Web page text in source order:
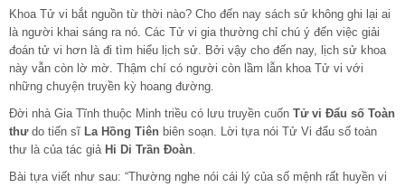
Khoa Tử vi bắt nguồn từ thời nào? Cho đến nay sách sử không ghi lại ai
là người khai sáng ra nó. Các Tử vi gia thường chỉ chú ý đến việc giải
đoán tử vi hơn là đi tìm hiểu lịch sử. Bởi vậy cho đến nay, lịch sử khoa
này vẫn còn lờ mờ. Thậm chí có người còn lầm lẫn khoa Tử vi với
những chuyện truyền kỳ hoang đường.
Đời nhà Gia Tĩnh thuộc Minh triều có lưu truyền cuốn Tử vi Đẩu số Toàn
thưdo tiến sĩ La Hồng Tiên biên soạn. Lời tựa nói Tử Vi đẩu số toàn
thư là của tác giả Hi Di Trần Đoàn.
Bài tựa viết như sau: “Thường nghe nói cái lý của số mệnh rất huyền vi